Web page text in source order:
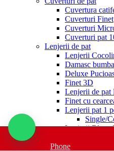
Cuvertura
Cuverturi Finet
Cuverturi
Cuverturi pat
Lenjerii de pat
Lenjerii
Damasc
Deluxe
Finet 3D
Lenjerii de pat
Finet cu
Lenjerii pat 1
Single/
Lenjerii Blana
Lenjerii de pat
Phone